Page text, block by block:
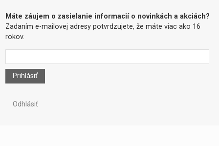
Máte záujem o zasielanie informacií o novinkách a akciách?
Zadaním e-mailovej adresy potvrdzujete, že máte viac ako 16
rokov.
Prihlásiť
Odhlásiť